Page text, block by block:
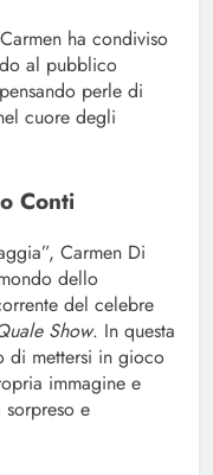
ha condiviso
al pubblico
perle di
cuore degli
Conti
Carmen Di
dello
del celebre
Show. In questa
di mettersi in gioco
immagine e
e